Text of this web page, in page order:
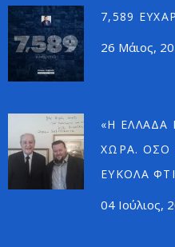
7,589
26 Μάιος,
«Η ΕΛΛΆΔΑ
ΧΏΡΑ. ΌΣΟ
ΕΎΚΟΛΑ
04 Ιούλιος,